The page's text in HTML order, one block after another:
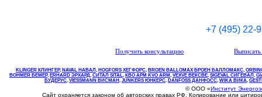
+7 (495) 22-
Получить консультацию
KLINGER КЛИНГЕР, NAVAL НАВАЛ , НOGFORS ХЕГФОРС, BROEN BALLOMAX БРОЕН БАЛЛОМАКС,
BOHMER БЕМЕР, ERHARD ЭРХАРД, СИТАЛ SITAL, КВО АРМ KVO ARM, VEXVE ВЕКСВЕ, SIGEVAL СИГЕВАЛ ,
БУДЕРУС, VIESSMANN ВИСМАН , JUNKERS ЮНКЕРС. DANFOSS ДАНФОСС, WIKA ВИКА,
© ООО «Институт
Сайт охраняется законом об авторских правах РФ. Копирование или